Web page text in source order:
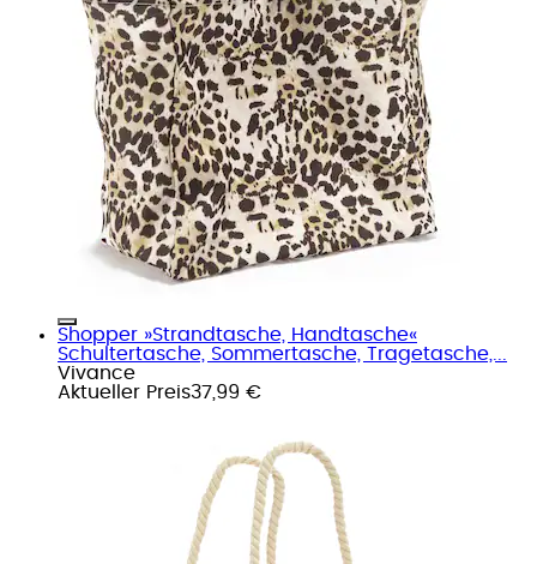
Shopper »Strandtasche, Handtasche«
Schultertasche, Sommertasche, Tragetasche,...
Vivance
Aktueller Preis37,99 €